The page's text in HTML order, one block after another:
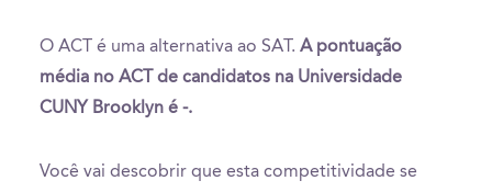
O ACT é uma alternativa ao SAT. A pontuação
média no ACT de candidatos na Universidade
CUNY Brooklyn é -.
Você vai descobrir que esta competitividade se